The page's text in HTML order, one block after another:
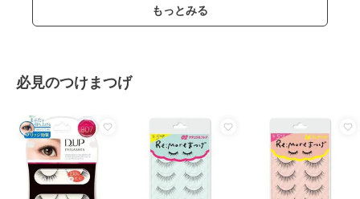
もっとみる
必見のつけまつげ